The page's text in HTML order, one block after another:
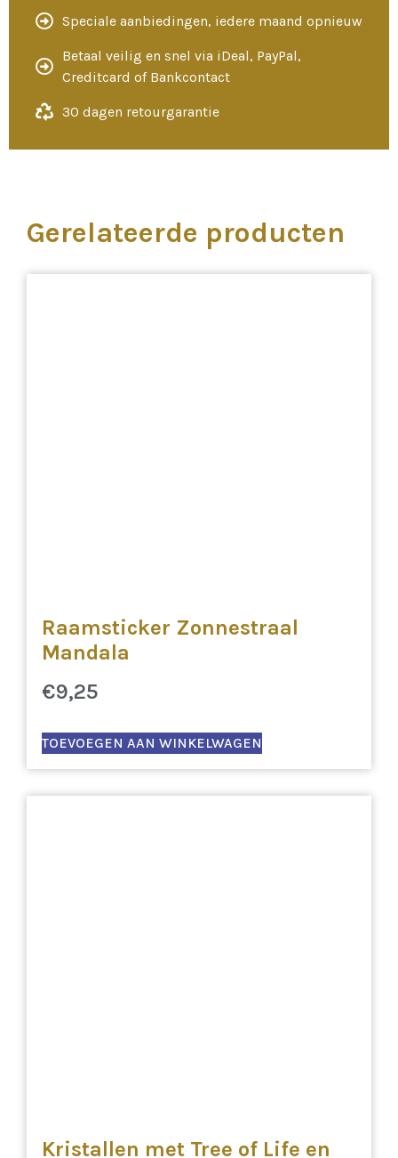
Speciale aanbiedingen, iedere maand opnieuw
Betaal veilig en snel via iDeal, PayPal,
Creditcard of Bankcontact
30 dagen retourgarantie
Gerelateerde producten
Raamsticker Zonnestraal
Mandala
€9,25
TOEVOEGEN AAN WINKELWAGEN
Kristallen met Tree of Life en